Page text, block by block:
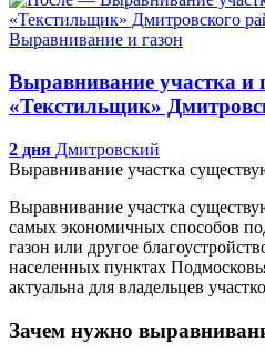
Выравнивание и газон
Выравнивание участка и
«Текстильщик»
2 дня Дмитровский
Выравнивание участка
Выравнивание участка
самых экономичных способов
газон или другое
населенных пунктах
актуальна для владельцев
Зачем нужно